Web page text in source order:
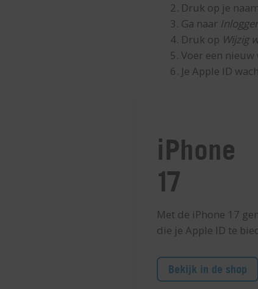
Druk op je
Ga naar
Druk op Wijzig
Voer een
Je Apple ID
iPhone
17
Met de iPhone 17
die je Apple ID te
Bekijk in de shop